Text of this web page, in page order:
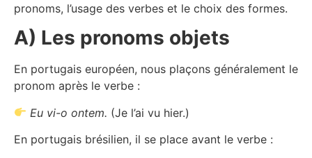
pronoms, l’usage des verbes et le choix des formes.
A) Les pronoms objets
En portugais européen, nous plaçons généralement le
pronom après le verbe :
Eu vi-o ontem. (Je l’ai vu hier.)
En portugais brésilien, il se place avant le verbe :